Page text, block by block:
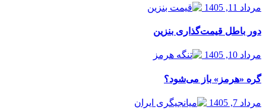
مرداد 11, 1405
دور باطل قیمت‌گذاری بنزین
مرداد 10, 1405
گره «هرمز» باز می‌شود؟
مرداد 7, 1405